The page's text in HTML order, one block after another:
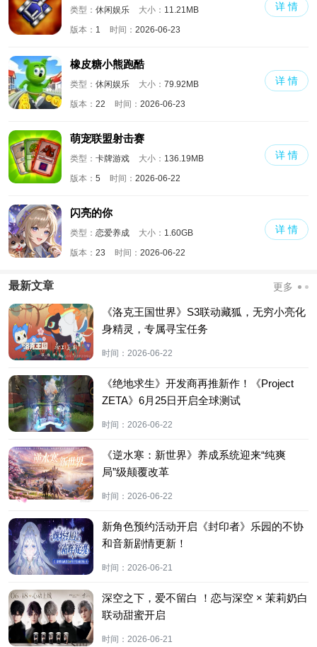
类型： 休闲娱乐 大小： 11.21MB
版本： 1 时间： 2026-06-23
详 情
橡皮糖小熊跑酷
类型： 休闲娱乐 大小： 79.92MB
版本： 22 时间： 2026-06-23
详 情
萌宠联盟射击赛
类型： 卡牌游戏 大小： 136.19MB
版本： 5 时间： 2026-06-22
详 情
闪亮的你
类型： 恋爱养成 大小： 1.60GB
版本： 23 时间： 2026-06-22
详 情
最新文章 更多
《洛克王国世界》S3联动藏狐，无穷小亮化
身精灵，专属寻宝任务
时间： 2026-06-22
《绝地求生》开发商再推新作！《Project
ZETA》6月25日开启全球测试
时间： 2026-06-22
《逆水寒：新世界》养成系统迎来“纯爽
局”级颠覆改革
时间： 2026-06-22
新角色预约活动开启《封印者》乐园的不协
和音新剧情更新！
时间： 2026-06-21
深空之下，爱不留白 ！恋与深空 × 茉莉奶白
联动甜蜜开启
时间： 2026-06-21